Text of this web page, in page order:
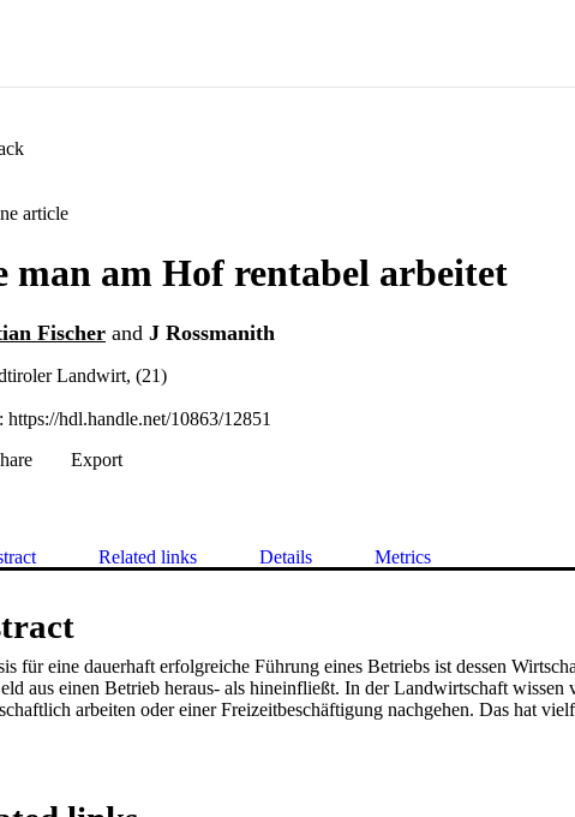
article
man am Hof rentabel arbeitet
Fischer and J Rossmanith
Landwirt, (21)
https://hdl.handle.net/10863/12851
Export
Related links Details Metrics
für eine dauerhaft erfolgreiche Führung eines Betriebs ist dessen
aus einen Betrieb heraus- als hineinfließt. In der Landwirtschaft
arbeiten oder einer Freizeitbeschäftigung nachgehen. Das hat